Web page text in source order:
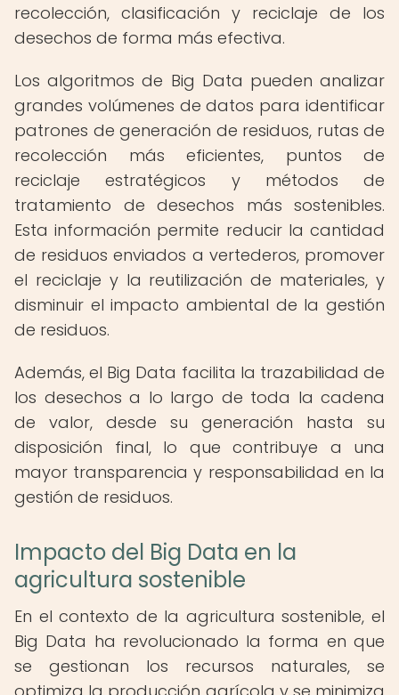
recolección, clasificación y reciclaje de los
desechos de forma más efectiva.
Los algoritmos de Big Data pueden analizar
grandes volúmenes de datos para identificar
patrones de generación de residuos, rutas de
recolección más eficientes, puntos de
reciclaje estratégicos y métodos de
tratamiento de desechos más sostenibles.
Esta información permite reducir la cantidad
de residuos enviados a vertederos, promover
el reciclaje y la reutilización de materiales, y
disminuir el impacto ambiental de la gestión
de residuos.
Además, el Big Data facilita la trazabilidad de
los desechos a lo largo de toda la cadena
de valor, desde su generación hasta su
disposición final, lo que contribuye a una
mayor transparencia y responsabilidad en la
gestión de residuos.
Impacto del Big Data en la
agricultura sostenible
En el contexto de la agricultura sostenible, el
Big Data ha revolucionado la forma en que
se gestionan los recursos naturales, se